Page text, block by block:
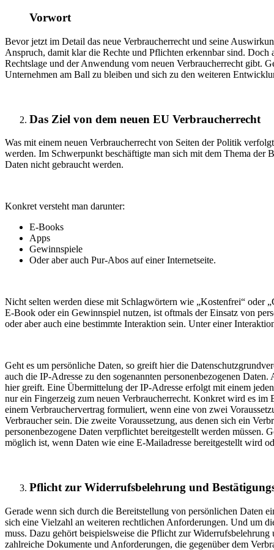
Vorwort
Bevor jetzt im Detail das neue Verbraucherrecht und seine
Anspruch, damit klar die Rechte und Pflichten erkennbar sind.
Rechtslage und der Anwendung vom neuen Verbraucherrecht gibt.
Unternehmen am Ball zu bleiben und sich zu den weiteren
Das Ziel von dem neuen EU Verbraucherrecht
Was mit einem neuen Verbraucherrecht von Seiten der Politik
werden. Im Schwerpunkt beschäftigte man sich mit dem Thema
Daten nicht gebraucht werden.
Konkret versteht man darunter:
E-Books
Apps
Gewinnspiele
Oder aber auch Pur-Abos auf einer Internetseite.
Nicht selten werden diese mit Schlagwörtern wie „Kostenfrei“ oder
E-Book oder ein Gewinnspiel nutzen, ist oftmals der Einsatz von
oder aber auch eine bestimmte Interaktion sein. Unter einer
Geht es um persönliche Daten, so greift hier die
auch die IP-Adresse zu den sogenannten personenbezogenen
hier greift. Eine Übermittelung der IP-Adresse erfolgt mit einem
nur ein Fingerzeig zum neuen Verbraucherrecht. Konkret wird es im
einem Verbrauchervertrag formuliert, wenn eine von zwei
Verbraucher sein. Die zweite Voraussetzung, aus denen sich ein
personenbezogene Daten verpflichtet bereitgestellt werden
möglich ist, wenn Daten wie eine E-Mailadresse bereitgestellt wird
Pflicht zur Widerrufsbelehrung und
Gerade wenn sich durch die Bereitstellung von persönlichen Daten
sich eine Vielzahl an weiteren rechtlichen Anforderungen. Und um
muss. Dazu gehört beispielsweise die Pflicht zur
zahlreiche Dokumente und Anforderungen, die gegenüber dem